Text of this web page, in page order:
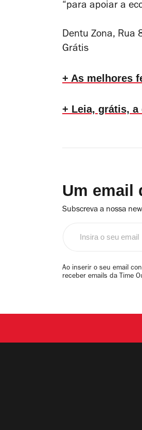
“para apoiar a
Dentu Zona, Rua
Grátis
+ As melhores
+ Leia, grátis,
Um email
Subscreva a nossa
email
Ao inserir o seu email
receber emails da Time